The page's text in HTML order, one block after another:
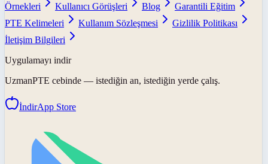
Örnekleri
Kullanıcı Görüşleri Blog
Garantili Eğitim
PTE Kelimeleri
Kullanım Sözleşmesi
Gizlilik Politikası
İletişim Bilgileri
Uygulamayı indir
UzmanPTE cebinde — istediğin an, istediğin yerde çalış.
İndirApp Store